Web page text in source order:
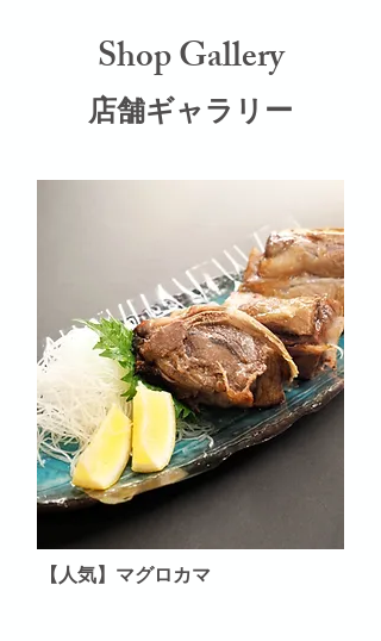
Shop Gallery
店舗ギャラリー
​【人気】マグロカマ